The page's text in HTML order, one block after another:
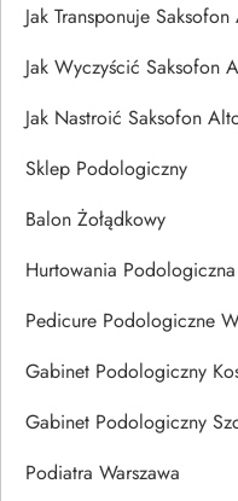
Jak Transponuje
Jak Wyczyścić Saksofon
Jak Nastroić Saksofon
Sklep Podologiczny
Balon Żołądkowy
Hurtowania Podologiczna
Pedicure Podologiczne
Gabinet Podologiczny
Gabinet Podologiczny
Podiatra Warszawa